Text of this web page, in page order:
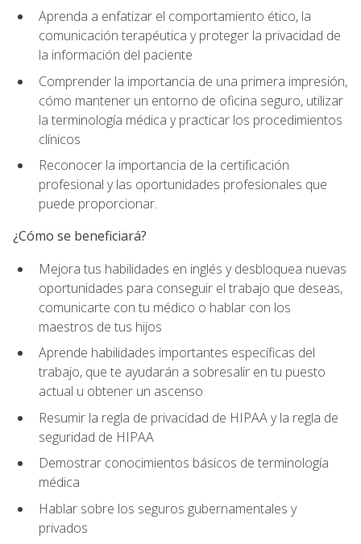
Aprenda a enfatizar el comportamiento ético, la
comunicación terapéutica y proteger la privacidad de
la información del paciente
Comprender la importancia de una primera impresión,
cómo mantener un entorno de oficina seguro, utilizar
la terminología médica y practicar los procedimientos
clínicos
Reconocer la importancia de la certificación
profesional y las oportunidades profesionales que
puede proporcionar.
¿Cómo se beneficiará?
Mejora tus habilidades en inglés y desbloquea nuevas
oportunidades para conseguir el trabajo que deseas,
comunicarte con tu médico o hablar con los
maestros de tus hijos
Aprende habilidades importantes específicas del
trabajo, que te ayudarán a sobresalir en tu puesto
actual u obtener un ascenso
Resumir la regla de privacidad de HIPAA y la regla de
seguridad de HIPAA
Demostrar conocimientos básicos de terminología
médica
Hablar sobre los seguros gubernamentales y
privados